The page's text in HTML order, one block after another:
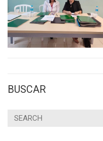
BUSCAR